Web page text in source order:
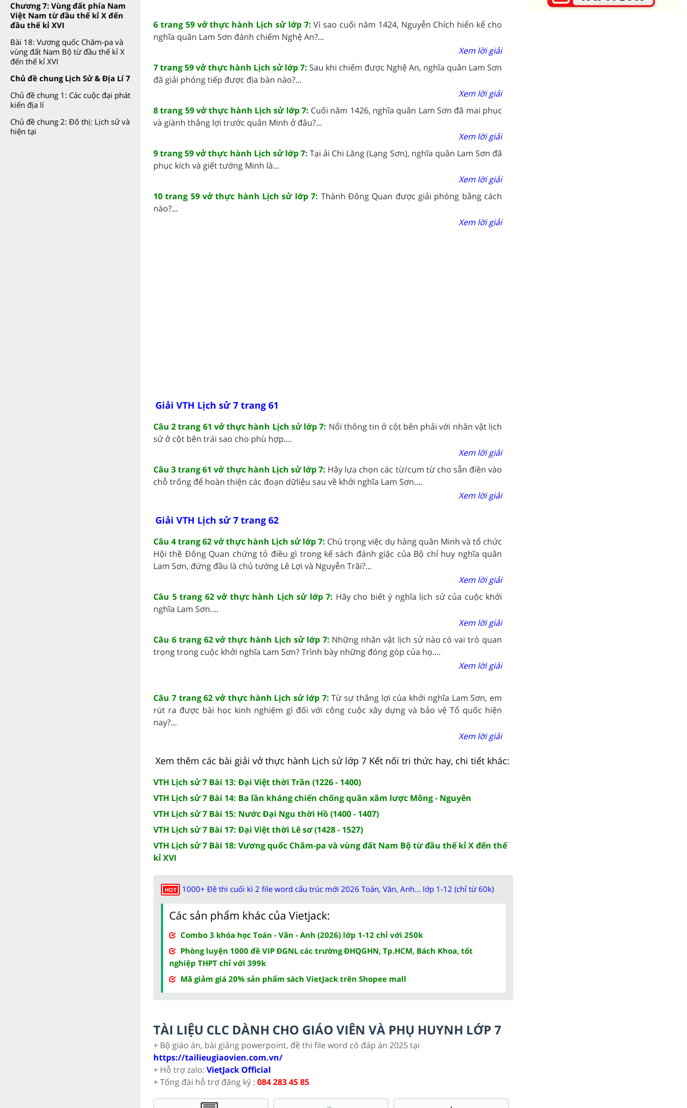
Chương 7: Vùng đất phía Nam
Việt Nam từ đầu thế kỉ X đến
đầu thế kỉ XVI
Bài 18: Vương quốc Chăm-pa và
vùng đất Nam Bộ từ đầu thế kỉ X
đến thế kỉ XVI
Chủ đề chung Lịch Sử & Địa Lí 7
Chủ đề chung 1: Các cuộc đại phát
kiến địa lí
Chủ đề chung 2: Đô thị: Lịch sử và
hiện tại
6 trang 59 vở thực hành Lịch sử lớp 7:Vì sao cuối năm 1424, Nguyễn Chích hiển kể cho
nghĩa quân Lam Sơn đánh chiếm Nghệ An?...
Xem lời giải
7 trang 59 vở thực hành Lịch sử lớp 7: Sau khi chiếm được Nghệ An, nghĩa quân Lam Sơn
đã giải phóng tiếp được địa bàn nào?...
Xem lời giải
8 trang 59 vở thực hành Lịch sử lớp 7: Cuối năm 1426, nghĩa quân Lam Sơn đã mai phục
và giành thắng lợi trước quân Minh ở đâu?...
Xem lời giải
9 trang 59 vở thực hành Lịch sử lớp 7: Tại ải Chi Lăng (Lạng Sơn), nghĩa quân Lam Sơn đã
phục kích và giết tướng Minh là...
Xem lời giải
10 trang 59 vở thực hành Lịch sử lớp 7: Thành Đông Quan được giải phóng bằng cách
nào?...
Xem lời giải
Giải VTH Lịch sử 7 trang 61
Câu 2 trang 61 vở thực hành Lịch sử lớp 7: Nổi thông tin ở cột bên phải với nhân vật lịch
sử ở cột bên trái sao cho phù hợp....
Xem lời giải
Câu 3 trang 61 vở thực hành Lịch sử lớp 7: Hãy lựa chọn các từ/cụm từ cho sẵn điền vào
chỗ trống để hoàn thiện các đoạn dữliệu sau về khởi nghĩa Lam Sơn....
Xem lời giải
Giải VTH Lịch sử 7 trang 62
Câu 4 trang 62 vở thực hành Lịch sử lớp 7: Chú trọng việc dụ hàng quân Minh và tổ chức
Hội thề Đông Quan chứng tỏ điều gì trong kế sách đánh giặc của Bộ chỉ huy nghĩa quân
Lam Sơn, đứng đầu là chủ tướng Lê Lợi và Nguyễn Trãi?...
Xem lời giải
Câu 5 trang 62 vở thực hành Lịch sử lớp 7: Hãy cho biết ý nghĩa lịch sử của cuộc khởi
nghĩa Lam Sơn....
Xem lời giải
Câu 6 trang 62 vở thực hành Lịch sử lớp 7: Những nhân vật lịch sử nào có vai trò quan
trọng trong cuộc khởi nghĩa Lam Sơn? Trình bày những đóng góp của họ....
Xem lời giải
Câu 7 trang 62 vở thực hành Lịch sử lớp 7:Từ sự thắng lợi của khởi nghĩa Lam Sơn, em
rút ra được bài học kinh nghiệm gì đối với công cuộc xây dựng và bảo vệ Tổ quốc hiện
nay?...
Xem lời giải
Xem thêm các bài giải vở thực hành Lịch sử lớp 7 Kết nối tri thức hay, chi tiết khác:
VTH Lịch sử 7 Bài 13: Đại Việt thời Trần (1226 - 1400)
VTH Lịch sử 7 Bài 14: Ba lần kháng chiến chống quân xâm lược Mông - Nguyên
VTH Lịch sử 7 Bài 15: Nước Đại Ngu thời Hồ (1400 - 1407)
VTH Lịch sử 7 Bài 17: Đại Việt thời Lê sơ (1428 - 1527)
VTH Lịch sử 7 Bài 18: Vương quốc Chăm-pa và vùng đất Nam Bộ từ đầu thế kỉ X đến thế
kỉ XVI
HOT 1000+ Đề thi cuối kì 2 file word cấu trúc mới 2026 Toán, Văn, Anh... lớp 1-12 (chỉ từ 60k)
Các sản phẩm khác của Vietjack:
Combo 3 khóa học Toán - Văn - Anh (2026) lớp 1-12 chỉ với 250k
Phòng luyện 1000 đề VIP ĐGNL các trường ĐHQGHN, Tp.HCM, Bách Khoa, tốt
nghiệp THPT chỉ với 399k
Mã giảm giá 20% sản phẩm sách VietJack trên Shopee mall
TÀI LIỆU CLC DÀNH CHO GIÁO VIÊN VÀ PHỤ HUYNH LỚP 7
+ Bộ giáo án, bài giảng powerpoint, đề thi file word có đáp án 2025 tại
https://tailieugiaovien.com.vn/
+ Hỗ trợ zalo: VietJack Official
+ Tổng đài hỗ trợ đăng ký : 084 283 45 85